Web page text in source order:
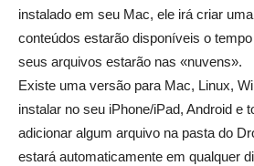
instalado em seu Mac, ele irá criar
conteúdos estarão disponíveis o
seus arquivos estarão nas «nuvens».
Existe uma versão para Mac, Linux,
instalar no seu iPhone/iPad, Android e
adicionar algum arquivo na pasta do
estará automaticamente em qualquer